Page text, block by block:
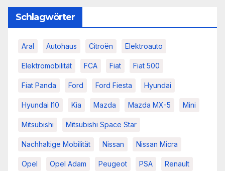
Schlagwörter
Aral Autohaus Citroën Elektroauto
Elektromobilität FCA Fiat Fiat 500
Fiat Panda Ford Ford Fiesta Hyundai
Hyundai I10 Kia Mazda Mazda MX-5 Mini
Mitsubishi Mitsubishi Space Star
Nachhaltige Mobilität Nissan Nissan Micra
Opel Opel Adam Peugeot PSA Renault